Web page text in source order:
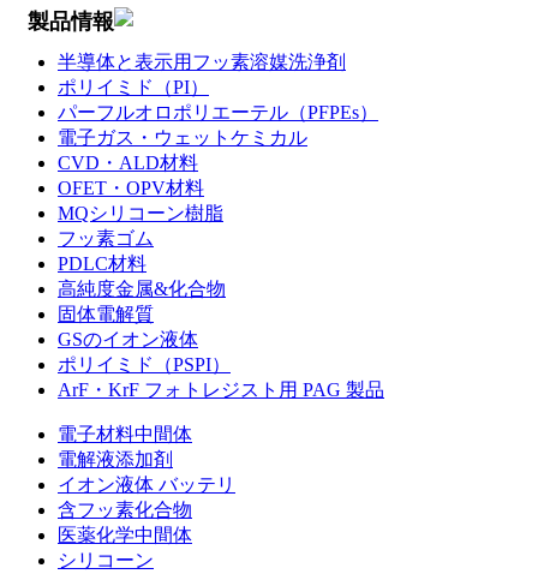
製品情報
半導体と表示用フッ素溶媒洗浄剤
ポリイミド（PI）
パーフルオロポリエーテル（PFPEs）
電子ガス・ウェットケミカル
CVD・ALD材料
OFET・OPV材料
MQシリコーン樹脂
フッ素ゴム
PDLC材料
高純度金属&化合物
固体電解質
GSのイオン液体
ポリイミド（PSPI）
ArF・KrF フォトレジスト用 PAG 製品
電子材料中間体
電解液添加剤
イオン液体 バッテリ
含フッ素化合物
医薬化学中間体
シリコーン